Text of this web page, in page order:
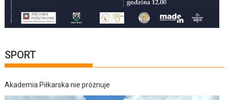
SPORT
Akademia Piłkarska nie próżnuje